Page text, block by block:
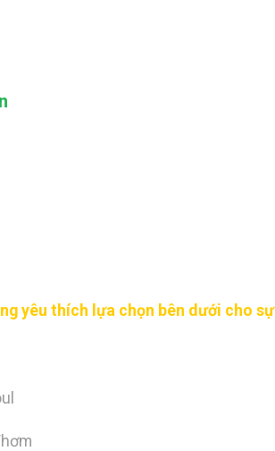
yêu thích lựa chọn bên dưới cho sự